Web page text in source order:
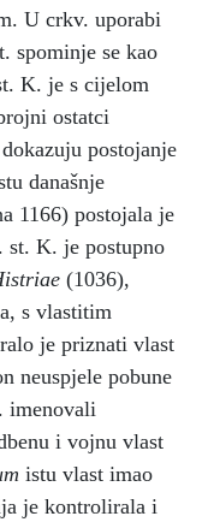
U crkv. uporabi
spominje se kao
K. je s cijelom
ostatci
postojanje
današnje
1166) postojala je
st. K. je postupno
(1036),
s vlastitim
je priznati vlast
neuspjele pobune
imenovali
i vojnu vlast
istu vlast imao
je kontrolirala i